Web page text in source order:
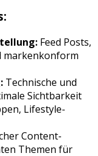
Feed Posts,
markenkonform
Technische und
Sichtbarkeit
Lifestyle-
Content-
Themen für